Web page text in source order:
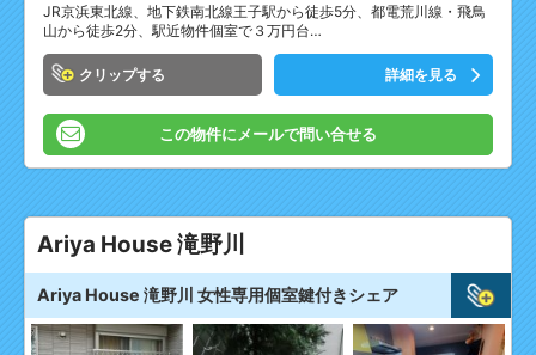
JR京浜東北線、地下鉄南北線王子駅から徒歩5分、都電荒川線・飛鳥
山から徒歩2分、駅近物件個室で３万円台…
クリップ 詳細を見る
この物件にメールで問い合せる
Ariya House 滝野川
Ariya House 滝野川 女性専用個室鍵付きシェア